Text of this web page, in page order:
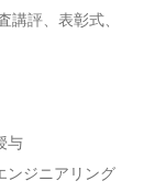
講評、表彰式、
与
ンジニアリング